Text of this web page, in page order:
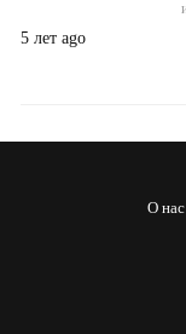
5 лет ago
О нас